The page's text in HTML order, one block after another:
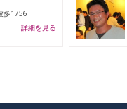
多1756
詳細を見る